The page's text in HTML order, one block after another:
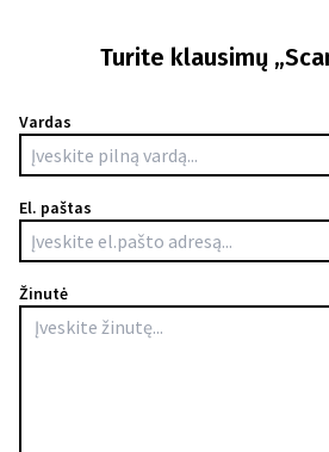
Turite klausimų
Vardas
El. paštas
Žinutė